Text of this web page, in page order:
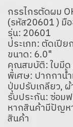
กรรไกรตัดผม
(รหัส20601 ) มื
รุ่น: 20601
ประเภท: ตัดเปี
ขนาด: 6.0"
คุณสมบัติ: ใบมีด
พิเศษ: ปากกาน้
ปุ่มปรับเกลียว, ผ้
รับประกัน: ซ่อม
หากสินค้ามีปัญห
สินค้า